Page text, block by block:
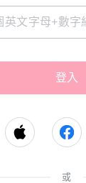
或